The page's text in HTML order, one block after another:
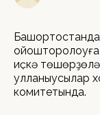
ойошторолоуға
иҫкә
ҡулланыусылар
комитетында.